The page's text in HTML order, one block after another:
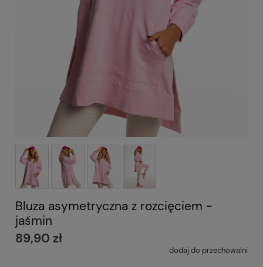
Bluza asymetryczna z rozcięciem -
jaśmin
89,90 zł
dodaj do przechowalni